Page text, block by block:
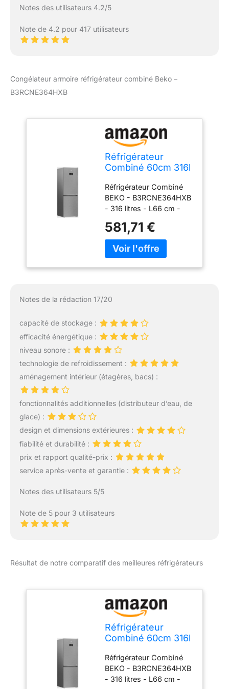
nouveaux aliments et
décongélation des
de congélation Big Box
volumineux.
Notes des utilisateurs 4.2/5
Note de 4.2 pour 417 utilisateurs
Congélateur armoire réfrigérateur combiné Beko –
B3RCNE364HXB
Réfrigérateur
Combiné 60cm 316l
B3RCNE364HXB
Réfrigérateur Combiné
BEKO - B3RCNE364HXB
- 316 litres - L66 cm -
rapido2shop
581,71 €
Notes de la rédaction 17/20
capacité de stockage :
efficacité énergétique :
niveau sonore :
technologie de refroidissement :
aménagement intérieur (étagères, bacs) :
fonctionnalités additionnelles (distributeur d’eau, de
glace) :
design et dimensions extérieures :
fiabilité et durabilité :
prix et rapport qualité-prix :
service après-vente et garantie :
Notes des utilisateurs 5/5
Note de 5 pour 3 utilisateurs
Résultat de notre comparatif des meilleures réfrigérateurs
Réfrigérateur
Combiné 60cm 316l
B3RCNE364HXB
Réfrigérateur Combiné
BEKO - B3RCNE364HXB
- 316 litres - L66 cm -